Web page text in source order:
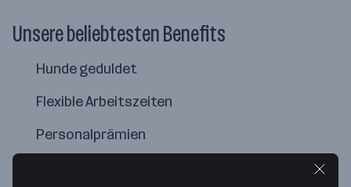
Unsere beliebtesten Benefits
Hunde geduldet
Flexible Arbeitszeiten
Personalprämien